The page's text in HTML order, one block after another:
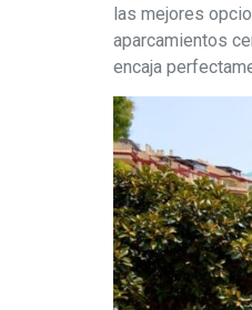
las mejores
aparcamientos
encaja